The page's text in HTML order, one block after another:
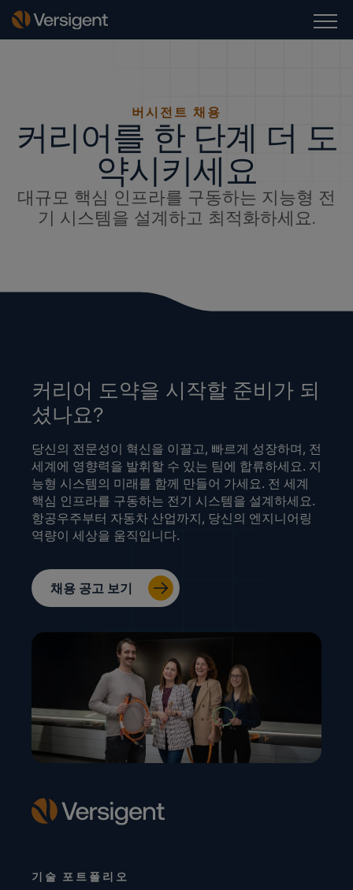
버시전트 채용
커리어를 한 단계 더 도
약시키세요
대규모 핵심 인프라를 구동하는 지능형 전
기 시스템을 설계하고 최적화하세요.
커리어 도약을 시작할 준비가 되
셨나요?
당신의 전문성이 혁신을 이끌고, 빠르게 성장하며, 전
세계에 영향력을 발휘할 수 있는 팀에 합류하세요. 지
능형 시스템의 미래를 함께 만들어 가세요. 전 세계
핵심 인프라를 구동하는 전기 시스템을 설계하세요.
항공우주부터 자동차 산업까지, 당신의 엔지니어링
역량이 세상을 움직입니다.
채용 공고 보기
기술 포트폴리오